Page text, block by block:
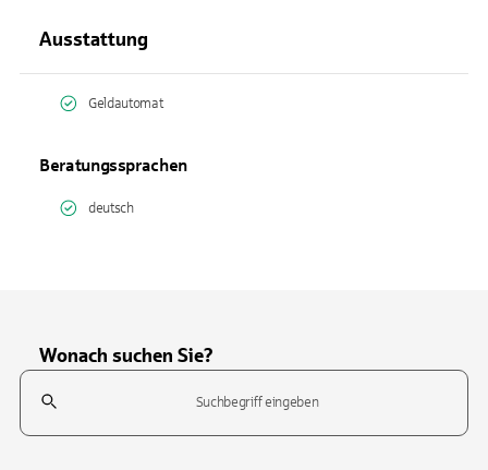
Ausstattung
Geldautomat
Beratungssprachen
deutsch
Wonach suchen Sie?
Suchfeld